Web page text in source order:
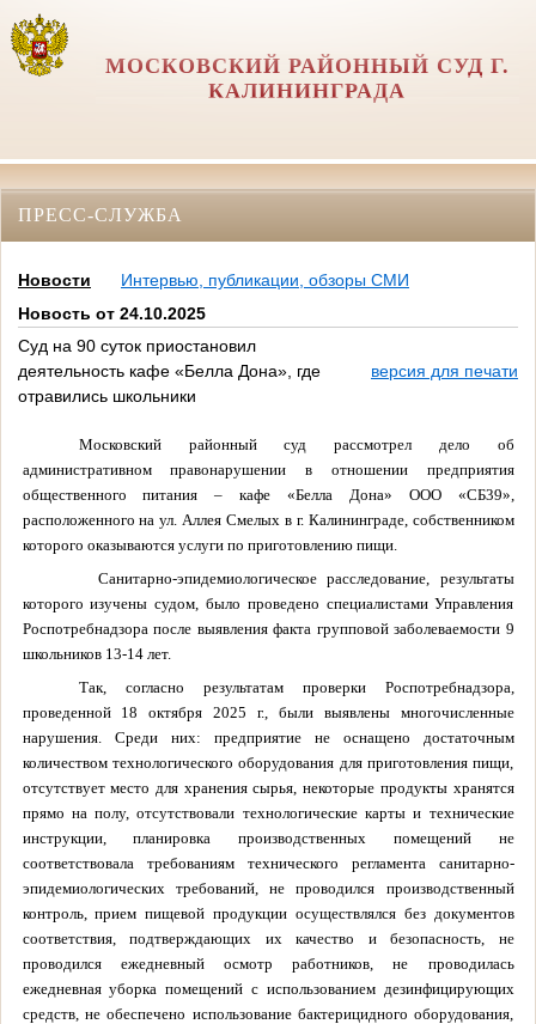
МОСКОВСКИЙ РАЙОННЫЙ СУД Г.
КАЛИНИНГРАДА
ПРЕСС-СЛУЖБА
Новости
Интервью, публикации, обзоры СМИ
Новость от 24.10.2025
Суд на 90 суток приостановил
деятельность кафе «Белла Дона», где
отравились школьники
версия для печати
Московский районный суд рассмотрел дело об
административном правонарушении в отношении предприятия
общественного питания – кафе «Белла Дона» ООО «СБ39»,
расположенного на ул. Аллея Смелых в г. Калининграде, собственником
которого оказываются услуги по приготовлению пищи.
Санитарно-эпидемиологическое расследование, результаты
которого изучены судом, было проведено специалистами Управления
Роспотребнадзора после выявления факта групповой заболеваемости 9
школьников 13-14 лет.
Так, согласно результатам проверки Роспотребнадзора,
проведенной 18 октября 2025 г., были выявлены многочисленные
нарушения. Среди них: предприятие не оснащено достаточным
количеством технологического оборудования для приготовления пищи,
отсутствует место для хранения сырья, некоторые продукты хранятся
прямо на полу, отсутствовали технологические карты и технические
инструкции, планировка производственных помещений не
соответствовала требованиям технического регламента санитарно-
эпидемиологических требований, не проводился производственный
контроль, прием пищевой продукции осуществлялся без документов
соответствия, подтверждающих их качество и безопасность, не
проводился ежедневный осмотр работников, не проводилась
ежедневная уборка помещений с использованием дезинфицирующих
средств, не обеспечено использование бактерицидного оборудования,